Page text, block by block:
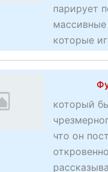
парирует
которые
который
что он